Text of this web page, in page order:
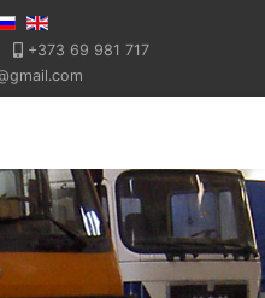
+373 69 981 717